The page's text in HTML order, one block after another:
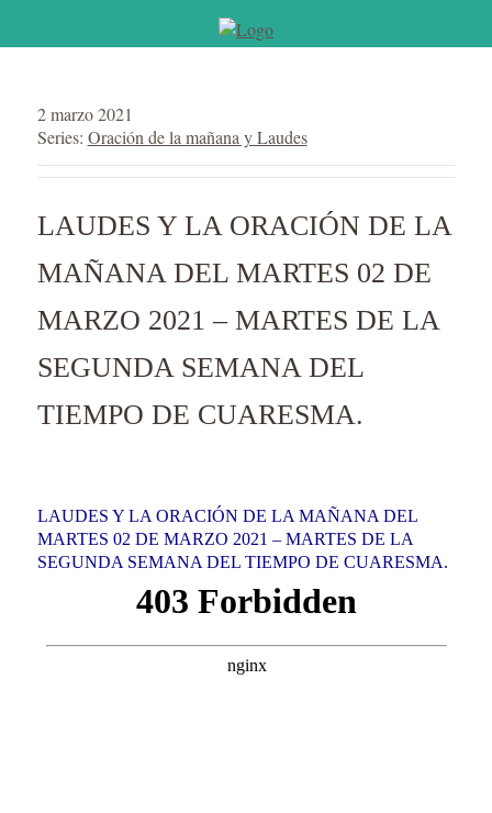
2 marzo 2021
Series: Oración de la mañana y Laudes
LAUDES Y LA ORACIÓN DE LA
MAÑANA DEL MARTES 02 DE
MARZO 2021 – MARTES DE LA
SEGUNDA SEMANA DEL
TIEMPO DE CUARESMA.
LAUDES Y LA ORACIÓN DE LA MAÑANA DEL
MARTES 02 DE MARZO 2021 – MARTES DE LA
SEGUNDA SEMANA DEL TIEMPO DE CUARESMA.